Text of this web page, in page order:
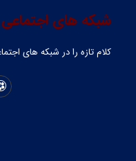
شبکه های اجتماعی
کلام تازه را در شبکه ‌های